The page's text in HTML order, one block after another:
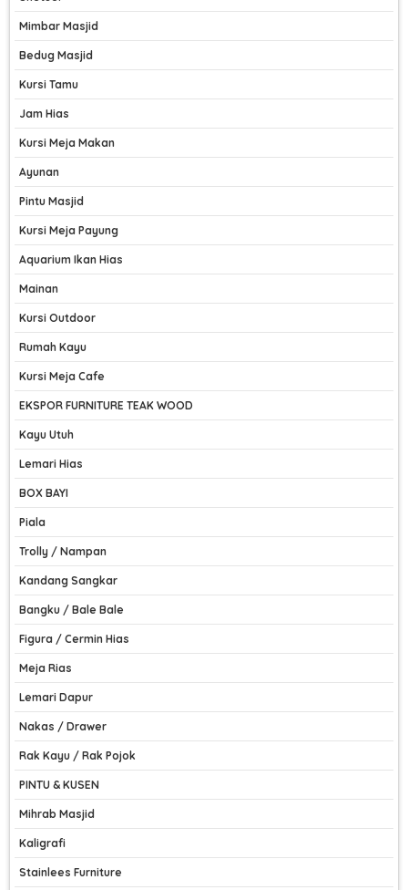
Mimbar Masjid
Bedug Masjid
Kursi Tamu
Jam Hias
Kursi Meja Makan
Ayunan
Pintu Masjid
Kursi Meja Payung
Aquarium Ikan Hias
Mainan
Kursi Outdoor
Rumah Kayu
Kursi Meja Cafe
EKSPOR FURNITURE TEAK WOOD
Kayu Utuh
Lemari Hias
BOX BAYI
Piala
Trolly / Nampan
Kandang Sangkar
Bangku / Bale Bale
Figura / Cermin Hias
Meja Rias
Lemari Dapur
Nakas / Drawer
Rak Kayu / Rak Pojok
PINTU & KUSEN
Mihrab Masjid
Kaligrafi
Stainlees Furniture